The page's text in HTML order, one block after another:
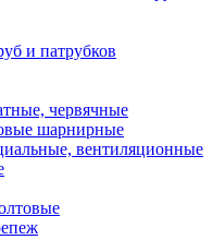
и патрубков
червячные
шарнирные
вентиляционные